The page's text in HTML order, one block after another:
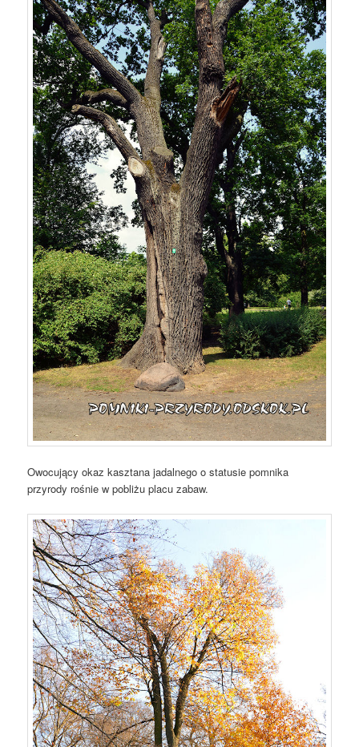
Owocujący okaz kasztana jadalnego o statusie pomnika
przyrody rośnie w pobliżu placu zabaw.